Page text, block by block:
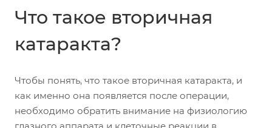
Что такое вторичная
катаракта?
Чтобы понять, что такое вторичная катаракта, и
как именно она появляется после операции,
необходимо обратить внимание на физиологию